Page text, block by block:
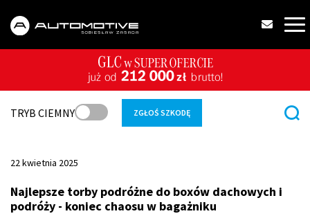
TRYB CIEMNY ZGŁOŚ SZKODĘ
22 kwietnia 2025
Najlepsze torby podróżne do boxów dachowych i
podróży - koniec chaosu w bagażniku